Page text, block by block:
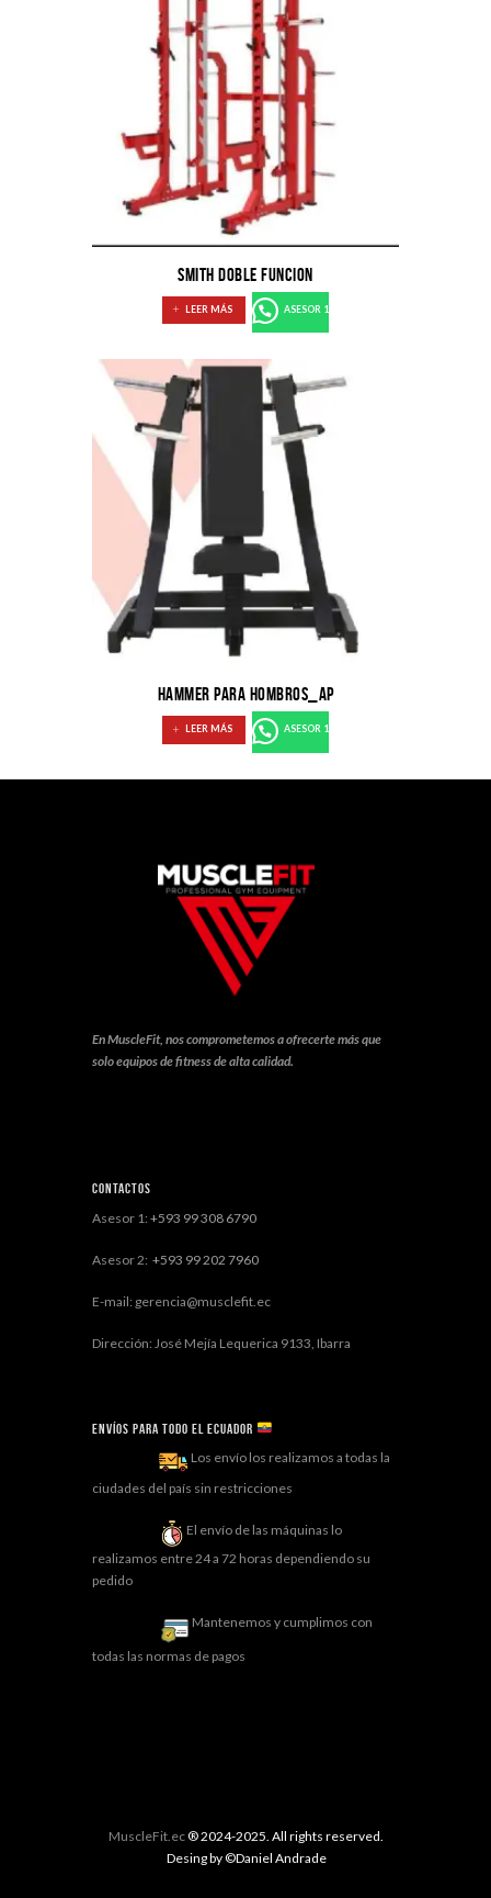
SMITH DOBLE FUNCION
LEER MÁS ASESOR 1
HAMMER PARA HOMBROS_AP
LEER MÁS ASESOR 1
En MuscleFit, nos comprometemos a ofrecerte más que
solo equipos de fitness de alta calidad.
Contactos
Asesor 1: +593 99 308 6790
Asesor 2: +593 99 202 7960
E-mail: gerencia@musclefit.ec
Dirección: José Mejía Lequerica 9133, Ibarra
Envíos para todo el ECUADOR
Los envío los realizamos a todas la
ciudades del país sin restricciones
El envío de las máquinas lo
realizamos entre 24 a 72 horas dependiendo su
pedido
Mantenemos y cumplimos con
todas las normas de pagos
MuscleFit.ec® 2024-2025. All rights reserved.
Desing by ©Daniel Andrade